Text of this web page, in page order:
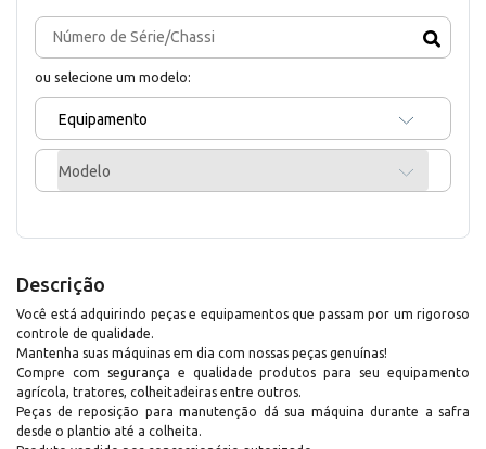
ou selecione um modelo:
Equipamento
Modelo
Descrição
Você está adquirindo peças e equipamentos que passam por um rigoroso
controle de qualidade.
Mantenha suas máquinas em dia com nossas peças genuínas!
Compre com segurança e qualidade produtos para seu equipamento
agrícola, tratores, colheitadeiras entre outros.
Peças de reposição para manutenção dá sua máquina durante a safra
desde o plantio até a colheita.